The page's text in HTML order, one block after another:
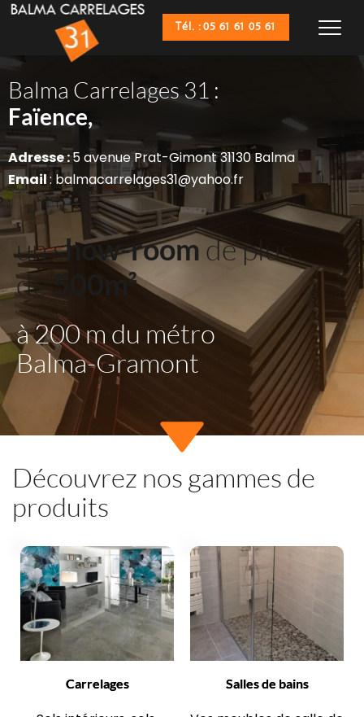
Tél. : 05 61 61 05 61
Balma Carrelages 31 :
Faïence,
Sanitaires,
Adresse : 5 avenue Prat-Gimont 31130 Balma
Email : balmacarrelages31@yahoo.fr
un show-room de plus
de 500m²
à 200 m du métro
Balma-Gramont
Découvrez nos gammes de
produits
Carrelages Salles de bains